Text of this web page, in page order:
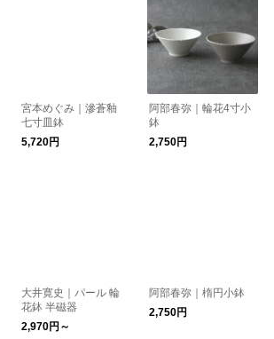
宮本めぐみ｜滲蒼釉
七寸皿鉢
5,720円
阿部春弥｜輪花4寸小
鉢
2,750円
大井寛史｜パール 輪
花鉢 半磁器
2,970円～
阿部春弥｜楕円小鉢
2,750円